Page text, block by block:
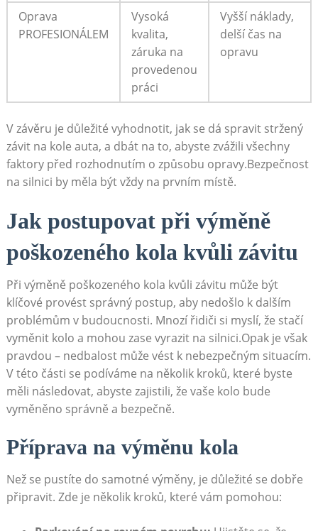
Oprava
PROFESIONÁLEM
Vysoká
kvalita,
záruka na
provedenou
práci
Vyšší náklady,
delší čas na
opravu
V závěru je důležité vyhodnotit, jak se dá spravit stržený
závit na kole auta, a dbát na to, abyste zvážili všechny
faktory před rozhodnutím o způsobu opravy.Bezpečnost
na silnici by měla být vždy na prvním místě.
Jak postupovat při výměně
poškozeného kola kvůli závitu
Při výměně poškozeného kola kvůli závitu může být
klíčové provést správný postup, aby nedošlo k dalším
problémům v budoucnosti. Mnozí řidiči si myslí, že stačí
vyměnit kolo a mohou zase vyrazit na silnici.Opak je však
pravdou – nedbalost může vést k nebezpečným situacím.
V této části se podíváme na několik kroků, které byste
měli následovat, abyste zajistili, že vaše kolo bude
vyměněno správně a bezpečně.
Příprava na výměnu kola
Než se pustíte do samotné výměny, je důležité se dobře
připravit. Zde je několik kroků, které vám pomohou: